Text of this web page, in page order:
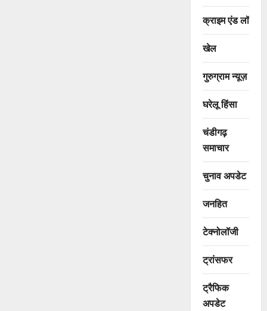
क्राइम एंड लॉ
खेल
गुरुग्राम न्यूज़
घरेलू हिंसा
चंडीगढ़
समाचार
चुनाव अपडेट
जनहित
टेक्नोलॉजी
ट्रांसफर
ट्रैफिक
अपडेट